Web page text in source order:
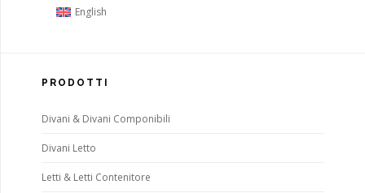
English
PRODOTTI
Divani & Divani Componibili
Divani Letto
Letti & Letti Contenitore